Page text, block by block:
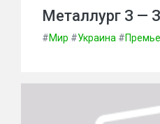
Металлург З —
#Мир #Украина #